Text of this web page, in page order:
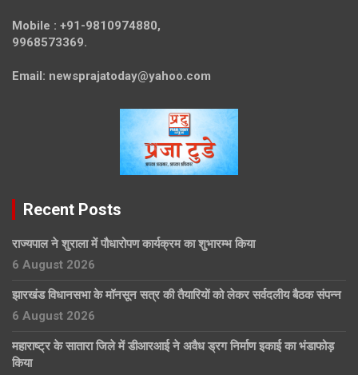
Mobile : +91-9810974880,
9968573369.
Email: newsprajatoday@yahoo.com
Recent Posts
राज्यपाल ने शुराला में पौधारोपण कार्यक्रम का शुभारम्भ किया
6 August 2026
झारखंड विधानसभा के मॉनसून सत्र की तैयारियों को लेकर सर्वदलीय बैठक संपन्न
6 August 2026
महाराष्ट्र के सातारा जिले में डीआरआई ने अवैध ड्रग निर्माण इकाई का भंडाफोड़
किया